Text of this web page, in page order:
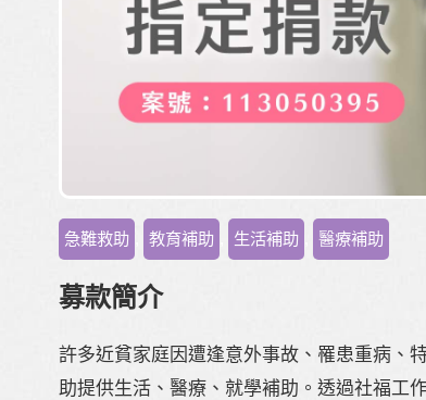
急難救助 教育補助 生活補助 醫療補助
募款簡介
許多近貧家庭因遭逢意外事故、罹患重病、
助提供生活、醫療、就學補助。透過社福工